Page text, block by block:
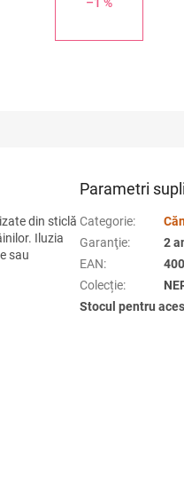
din sticlă
Iluzia
sau
Parametri
Categorie:
Garanţie:
2
EAN:
Colecție:
Stocul pentru